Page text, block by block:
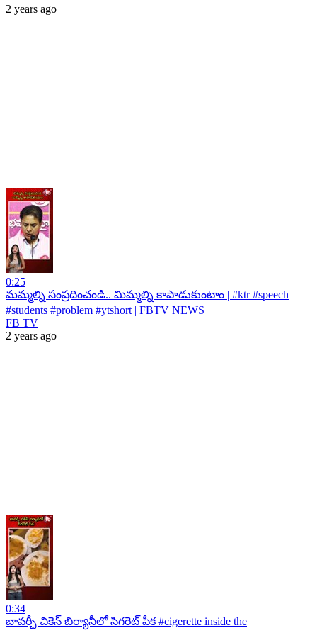
2 years ago
0:25
మమ్మల్ని సంప్రదించండి.. మిమ్మల్ని కాపాడుకుంటాం | #ktr #speech
#students #problem #ytshort | FBTV NEWS
FB TV
2 years ago
0:34
బావర్చీ చికెన్ బిర్యానీలో సిగరెట్ పీక #cigerette inside the